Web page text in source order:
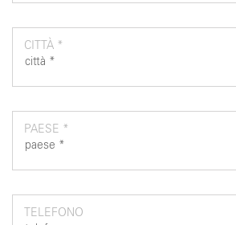
CITTÀ *
PAESE *
TELEFONO